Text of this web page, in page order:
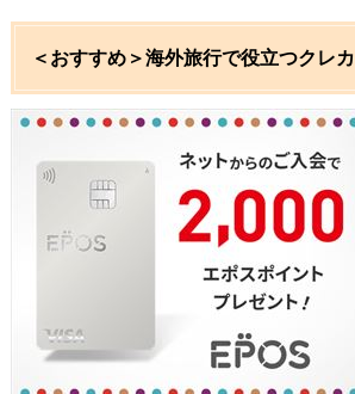
＜おすすめ＞海外旅行で役立つクレカ